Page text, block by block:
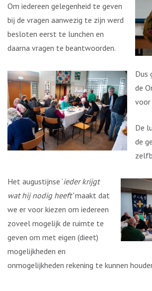
Om iedereen gelegenheid te geven
bij de vragen aanwezig te zijn werd
besloten eerst te lunchen en
daarna vragen te beantwoorden.
Dus
de
voor
De
de
Het augustijnse ‘ieder krijgt
wat hij nodig heeft’maakt dat
we er voor kiezen om iedereen
zoveel mogelijk de ruimte te
geven om met eigen (dieet)
mogelijkheden en
onmogelijkheden rekening te kunnen